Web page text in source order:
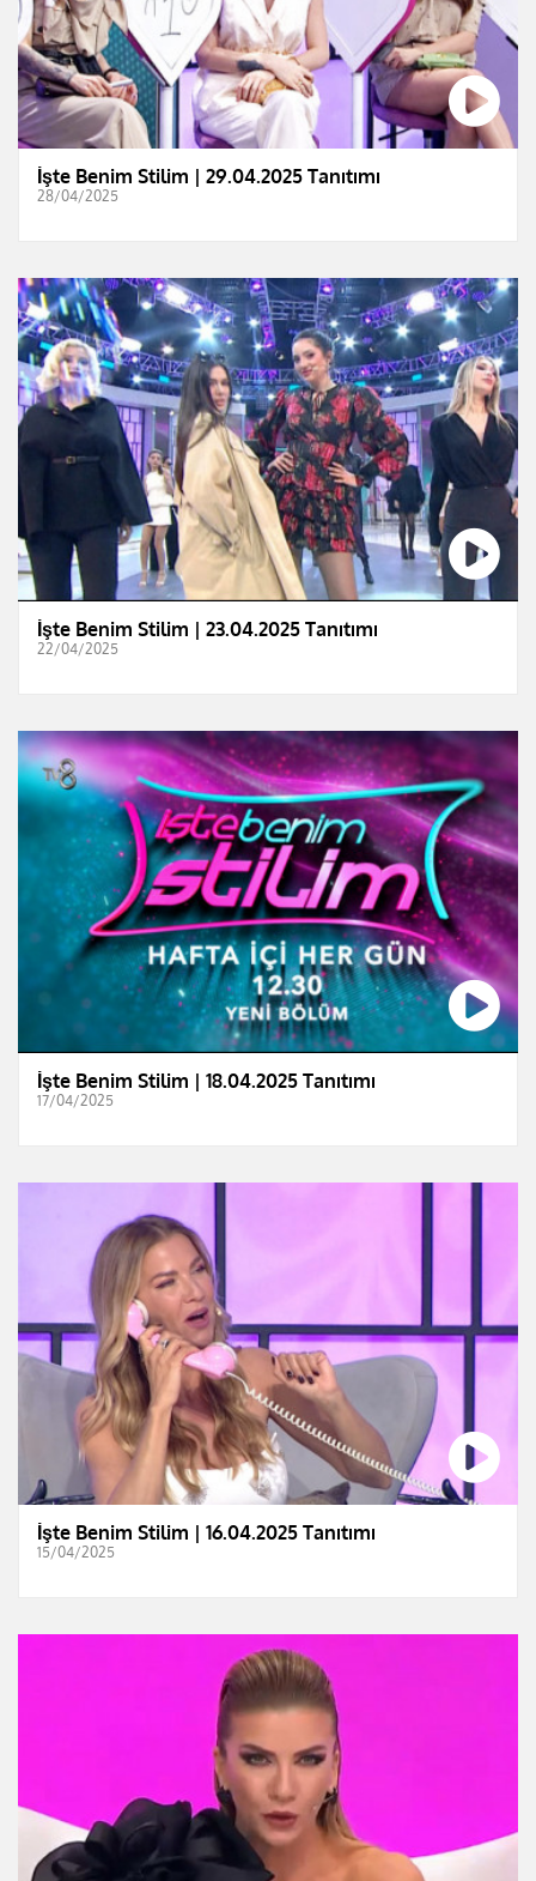
İşte Benim Stilim | 29.04.2025 Tanıtımı
28/04/2025
İşte Benim Stilim | 23.04.2025 Tanıtımı
22/04/2025
İşte Benim Stilim | 18.04.2025 Tanıtımı
17/04/2025
İşte Benim Stilim | 16.04.2025 Tanıtımı
15/04/2025